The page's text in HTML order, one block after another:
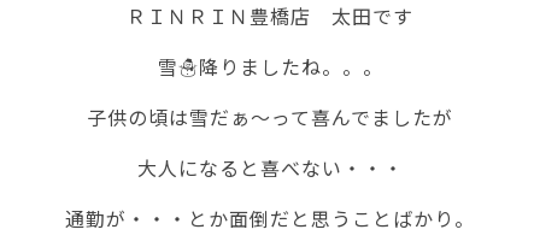
ＲＩＮＲＩＮ豊橋店 太田です
雪☃降りましたね。。。
子供の頃は雪だぁ～って喜んでましたが
大人になると喜べない・・・
通勤が・・・とか面倒だと思うことばかり。